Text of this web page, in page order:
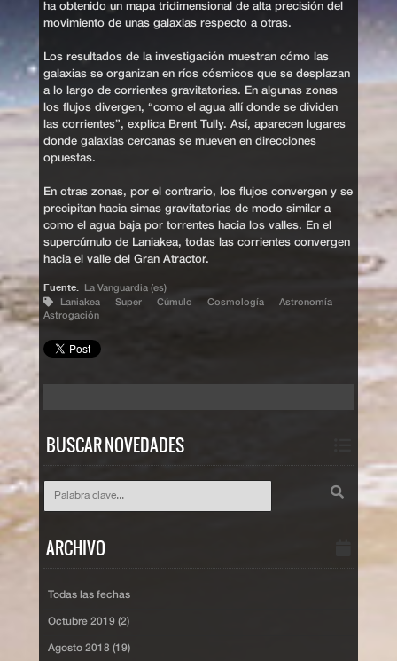
ha obtenido un mapa tridimensional de alta precisión del
movimiento de unas galaxias respecto a otras.
Los resultados de la investigación muestran cómo las
galaxias se organizan en ríos cósmicos que se desplazan
a lo largo de corrientes gravitatorias. En algunas zonas
los flujos divergen, “como el agua allí donde se dividen
las corrientes”, explica Brent Tully. Así, aparecen lugares
donde galaxias cercanas se mueven en direcciones
opuestas.
En otras zonas, por el contrario, los flujos convergen y se
precipitan hacia simas gravitatorias de modo similar a
como el agua baja por torrentes hacia los valles. En el
supercúmulo de Laniakea, todas las corrientes convergen
hacia el valle del Gran Atractor.
Fuente:
La Vanguardia (es)
Laniakea
Super Cúmulo Cosmología
Astronomía
Astrogación
BUSCAR NOVEDADES
ARCHIVO
Todas las fechas
Octubre 2019 (2)
Agosto 2018 (19)